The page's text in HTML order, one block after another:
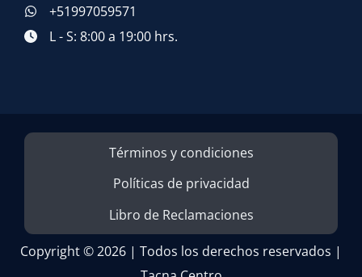
+51997059571
L - S: 8:00 a 19:00 hrs.
Términos y condiciones
Políticas de privacidad
Libro de Reclamaciones
Copyright © 2026 | Todos los derechos reservados |